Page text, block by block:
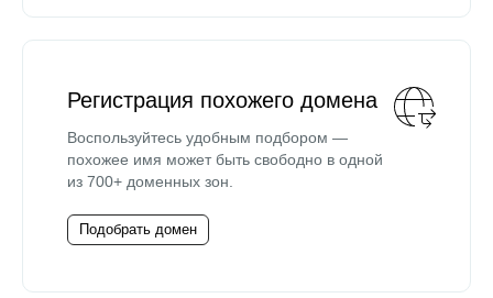
Регистрация похожего домена
Воспользуйтесь удобным подбором —
похожее имя может быть свободно в одной
из 700+ доменных зон.
Подобрать домен